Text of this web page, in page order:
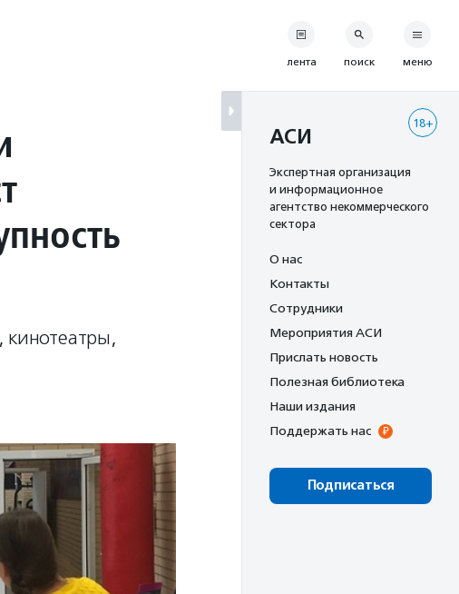
кинотеатры,
лента поиск меню
18+
АСИ
Экспертная организация
и информационное
агентство некоммерческого
сектора
О нас
Контакты
Сотрудники
Мероприятия АСИ
Прислать новость
Полезная библиотека
Наши издания
Поддержать нас
Подписаться